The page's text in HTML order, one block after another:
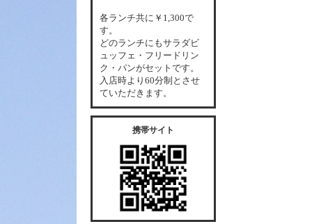
各ランチ共に￥1,300で
す。
どのランチにもサラダビ
ュッフェ・フリードリン
ク・パンがセットです。
入店時より60分制とさせ
ていただきます。
携帯サイト